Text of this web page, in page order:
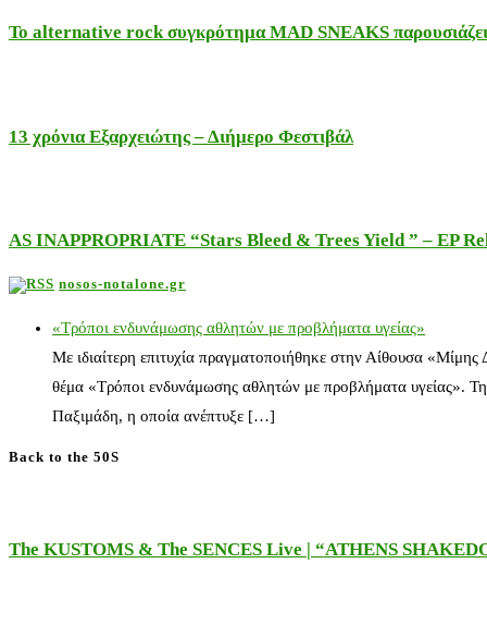
Το alternative rock συγκρότημα MAD SNEAKS
13 χρόνια Εξαρχειώτης – Διήμερο Φεστιβάλ
AS INAPPROPRIATE “Stars Bleed & Trees Yield ” – EP
nosos-notalone.gr
«Τρόποι ενδυνάμωσης αθλητών με προβλήματα υγείας»
Με ιδιαίτερη επιτυχία πραγματοποιήθηκε στην Αίθουσα
θέμα «Τρόποι ενδυνάμωσης αθλητών με προβλήματα υγείας».
Παξιμάδη, η οποία ανέπτυξε […]
Back to the 50S
The KUSTOMS & The SENCES Live | “ATHENS